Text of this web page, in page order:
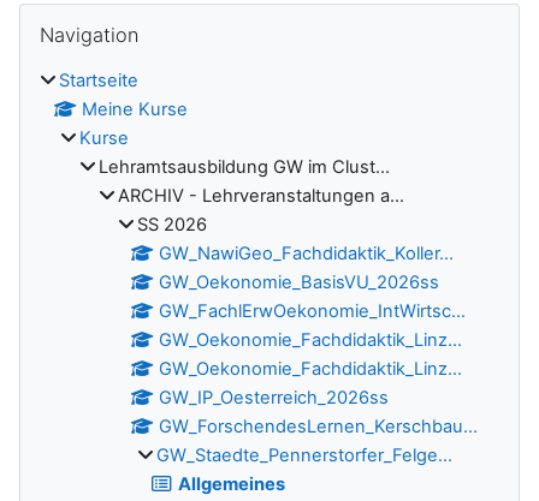
Navigation
Startseite
Meine Kurse
Kurse
Lehramtsausbildung GW im Clust...
ARCHIV - Lehrveranstaltungen a...
SS 2026
GW_NawiGeo_Fachdidaktik_Koller...
GW_Oekonomie_BasisVU_2026ss
GW_FachlErwOekonomie_IntWirtsc...
GW_Oekonomie_Fachdidaktik_Linz...
GW_Oekonomie_Fachdidaktik_Linz...
GW_IP_Oesterreich_2026ss
GW_ForschendesLernen_Kerschbau...
GW_Staedte_Pennerstorfer_Felge...
Allgemeines